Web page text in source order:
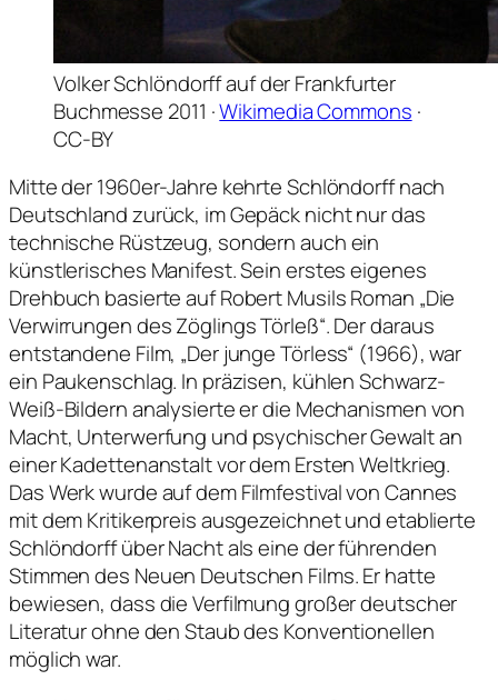
Volker Schlöndorff auf der Frankfurter
Buchmesse 2011 ·Wikimedia Commons ·
CC-BY
Mitte der 1960er-Jahre kehrte Schlöndorff nach
Deutschland zurück, im Gepäck nicht nur das
technische Rüstzeug, sondern auch ein
künstlerisches Manifest. Sein erstes eigenes
Drehbuch basierte auf Robert Musils Roman „Die
Verwirrungen des Zöglings Törleß“. Der daraus
entstandene Film, „Der junge Törless“ (1966), war
ein Paukenschlag. In präzisen, kühlen Schwarz-
Weiß-Bildern analysierte er die Mechanismen von
Macht, Unterwerfung und psychischer Gewalt an
einer Kadettenanstalt vor dem Ersten Weltkrieg.
Das Werk wurde auf dem Filmfestival von Cannes
mit dem Kritikerpreis ausgezeichnet und etablierte
Schlöndorff über Nacht als eine der führenden
Stimmen des Neuen Deutschen Films. Er hatte
bewiesen, dass die Verfilmung großer deutscher
Literatur ohne den Staub des Konventionellen
möglich war.